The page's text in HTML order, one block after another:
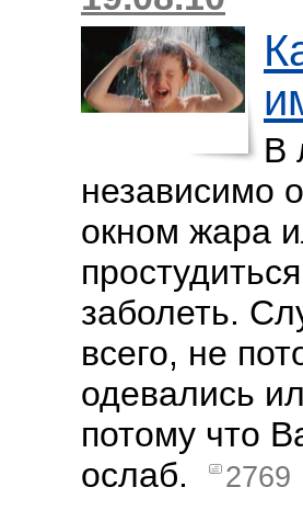
В
независимо
окном жара
заболеть.
всего, не
одевались
потому что
ослаб.
2769